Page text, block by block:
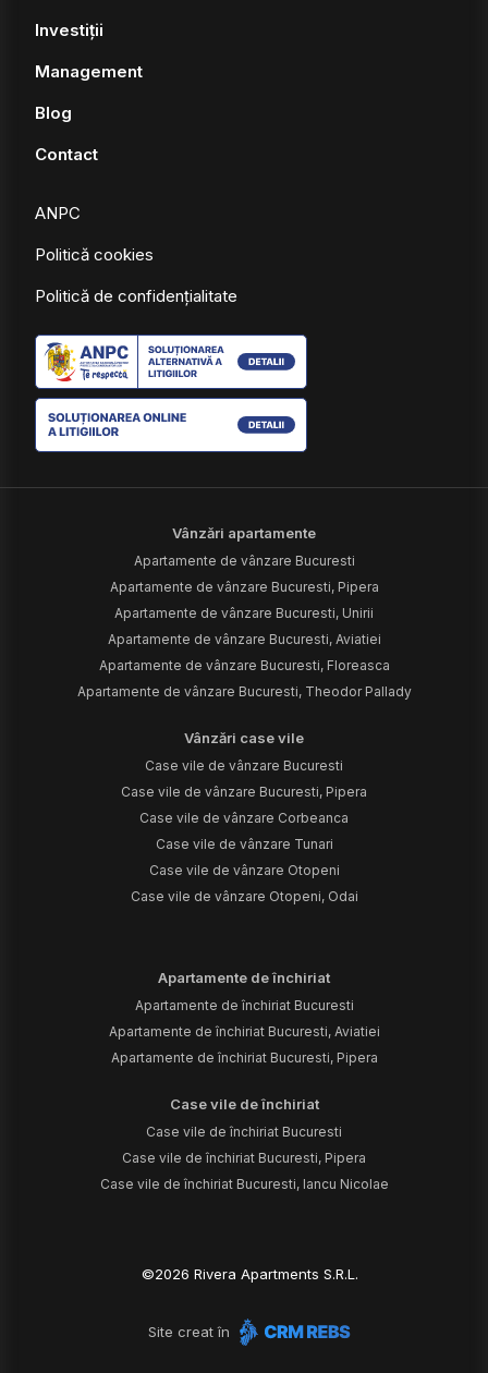
Investiții
Management
Blog
Contact
ANPC
Politică cookies
Politică de confidențialitate
Vânzări apartamente
Apartamente de vânzare Bucuresti
Apartamente de vânzare Bucuresti, Pipera
Apartamente de vânzare Bucuresti, Unirii
Apartamente de vânzare Bucuresti, Aviatiei
Apartamente de vânzare Bucuresti, Floreasca
Apartamente de vânzare Bucuresti, Theodor Pallady
Vânzări case vile
Case vile de vânzare Bucuresti
Case vile de vânzare Bucuresti, Pipera
Case vile de vânzare Corbeanca
Case vile de vânzare Tunari
Case vile de vânzare Otopeni
Case vile de vânzare Otopeni, Odai
Apartamente de închiriat
Apartamente de închiriat Bucuresti
Apartamente de închiriat Bucuresti, Aviatiei
Apartamente de închiriat Bucuresti, Pipera
Case vile de închiriat
Case vile de închiriat Bucuresti
Case vile de închiriat Bucuresti, Pipera
Case vile de închiriat Bucuresti, Iancu Nicolae
©2026 Rivera Apartments S.R.L.
Site creat în